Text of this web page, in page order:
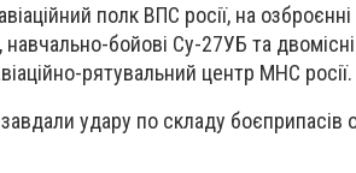
полк ВПС росії, на озброєнні
бойові Су-27УБ та двомісні
рятувальний центр МНС росії.
удару по складу боєприпасів